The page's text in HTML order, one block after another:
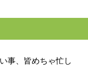
事、皆めちゃ忙し